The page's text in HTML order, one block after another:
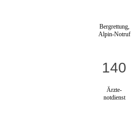
Bergrettung,
Alpin-Notruf
140
Ärzte-
notdienst